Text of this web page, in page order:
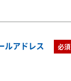
ルアドレス 必須